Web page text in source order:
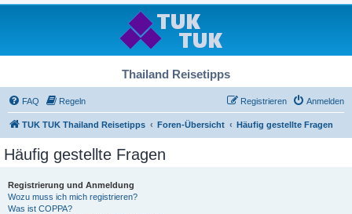
Thailand Reisetipps
FAQ Regeln Anmelden
Registrieren
TUK TUK Thailand Reisetipps Foren-Übersicht Häufig gestellte Fragen
Häufig gestellte Fragen
Registrierung und Anmeldung
Wozu muss ich mich registrieren?
Was ist COPPA?